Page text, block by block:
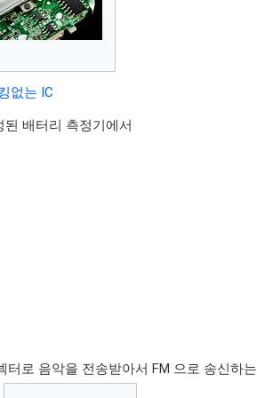
없는 IC
배터리 측정기에서
터로 음악을 전송받아서 FM 으로 송신하는